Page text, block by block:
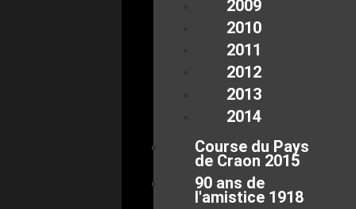
2009
2010
2011
2012
2013
2014
Course du Pays
de Craon 2015
90 ans de
l'amistice 1918